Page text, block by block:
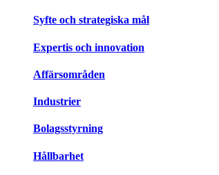
Syfte och strategiska mål
Expertis och innovation
Affärsområden
Industrier
Bolagsstyrning
Hållbarhet